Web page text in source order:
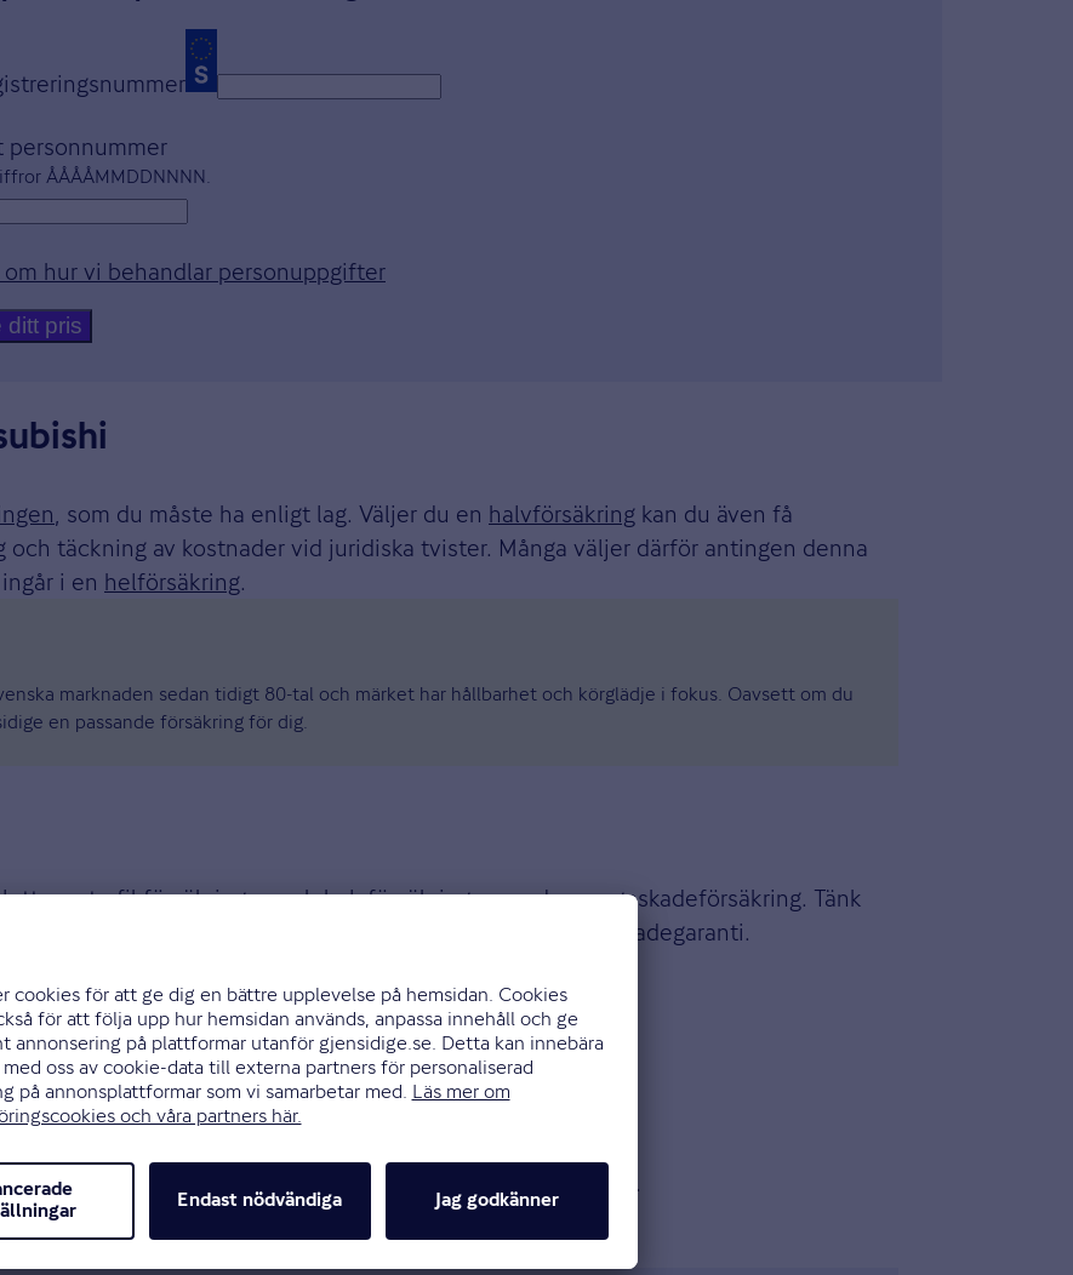
personnummer
ÅÅÅÅMMDDNNNN.
om hur vi behandlar personuppgifter
ditt pris
, som du måste ha enligt lag. Väljer du en halvförsäkring kan du även få
täckning av kostnader vid juridiska tvister. Många väljer därför antingen denna
i en helförsäkring.
marknaden sedan tidigt 80-tal och märket har hållbarhet och körglädje i fokus. Oavsett om du
en passande försäkring för dig.
trafikförsäkringen och halvförsäkringen med en vagnskadeförsäkring. Tänk
bilar som säljs idag, förmodligen redan omfattas av vagnskadegaranti.
därefter kan en helförsäkring vara en bra idé.
du ska välja till din Mitsubishi. Vi har öppet mån-fre 8.30-17.